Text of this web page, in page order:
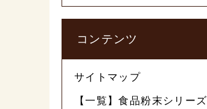
コンテンツ
サイトマップ
【一覧】食品粉末シリーズ